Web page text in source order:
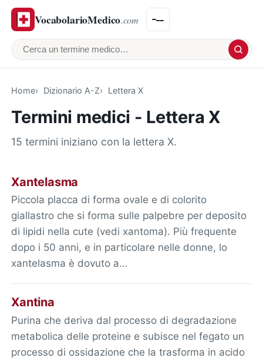
VocabolarioMedico.com
Cerca un termine medico
Home Dizionario A-Z Lettera X
Termini medici - Lettera X
15 termini iniziano con la lettera X.
Xantelasma
Piccola placca di forma ovale e di colorito
giallastro che si forma sulle palpebre per deposito
di lipidi nella cute (vedi xantoma). Più frequente
dopo i 50 anni, e in particolare nelle donne, lo
xantelasma è dovuto a…
Xantina
Purina che deriva dal processo di degradazione
metabolica delle proteine e subisce nel fegato un
processo di ossidazione che la trasforma in acido